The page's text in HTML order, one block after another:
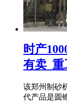
时产
有卖_重
该郑州制砂
代产品是圆